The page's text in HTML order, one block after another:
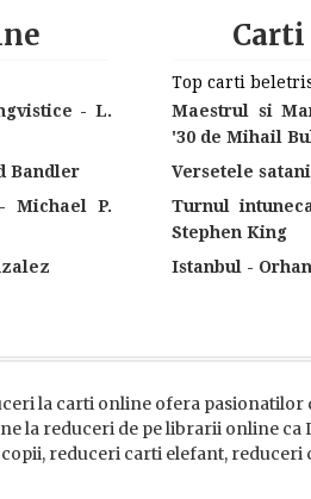
- L.
Bandler
Michael P.
Carti
Top carti
Maestrul si
'30 de Mihail
Versetele
Turnul
Stephen King
Istanbul -
la carti online ofera pasionatilor
la reduceri de pe librarii online
reduceri carti elefant, reduceri